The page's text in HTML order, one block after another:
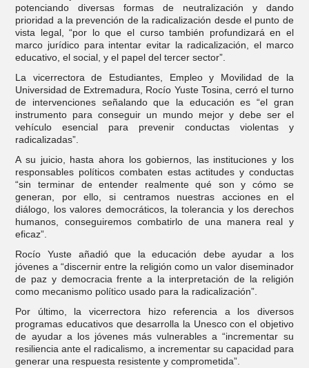
potenciando diversas formas de neutralización y dando
prioridad a la prevención de la radicalización desde el punto de
vista legal, “por lo que el curso también profundizará en el
marco jurídico para intentar evitar la radicalización, el marco
educativo, el social, y el papel del tercer sector”.
La vicerrectora de Estudiantes, Empleo y Movilidad de la
Universidad de Extremadura, Rocío Yuste Tosina, cerró el turno
de intervenciones señalando que la educación es “el gran
instrumento para conseguir un mundo mejor y debe ser el
vehículo esencial para prevenir conductas violentas y
radicalizadas”.
A su juicio, hasta ahora los gobiernos, las instituciones y los
responsables políticos combaten estas actitudes y conductas
“sin terminar de entender realmente qué son y cómo se
generan, por ello, si centramos nuestras acciones en el
diálogo, los valores democráticos, la tolerancia y los derechos
humanos, conseguiremos combatirlo de una manera real y
eficaz”.
Rocío Yuste añadió que la educación debe ayudar a los
jóvenes a “discernir entre la religión como un valor diseminador
de paz y democracia frente a la interpretación de la religión
como mecanismo político usado para la radicalización”.
Por último, la vicerrectora hizo referencia a los diversos
programas educativos que desarrolla la Unesco con el objetivo
de ayudar a los jóvenes más vulnerables a “incrementar su
resiliencia ante el radicalismo, a incrementar su capacidad para
generar una respuesta resistente y comprometida”.